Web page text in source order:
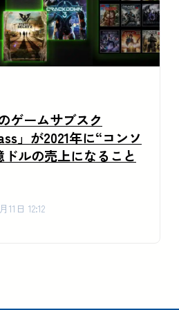
ゲームサブスク
」が2021年に“コンソ
ルの売上になること
11日 12:12